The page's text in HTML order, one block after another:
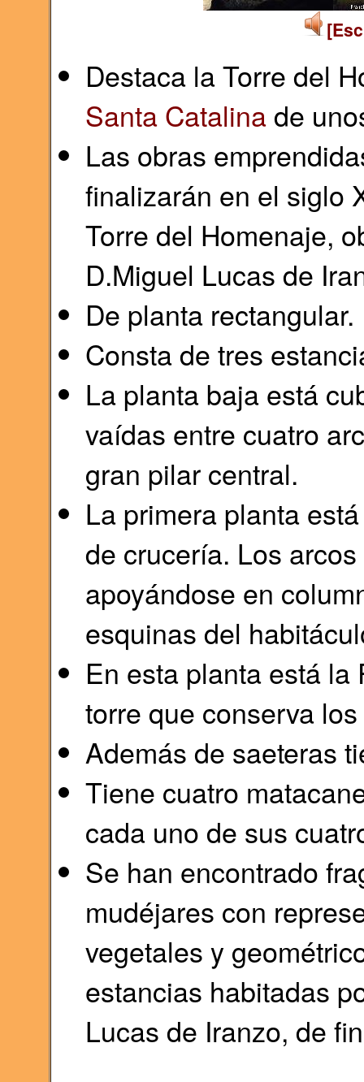
Destaca la Torre del
Santa Catalinade
Las obras
finalizarán en el siglo
Torre del Homenaje,
D.Miguel Lucas de
De planta rectangular.
Consta de tres
La planta baja está
vaídas entre cuatro
gran pilar central.
La primera planta
de crucería. Los
apoyándose en
esquinas del
En esta planta está
torre que conserva
Además de saeteras
Tiene cuatro
cada uno de sus
Se han encontrado
mudéjares con
vegetales y
estancias habitadas
Lucas de Iranzo, de